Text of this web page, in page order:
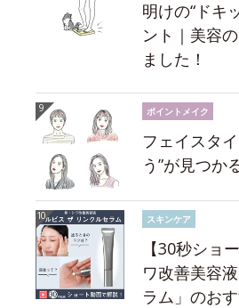
明けの“ドキ
ント｜美容
ました！
ポイントメイク
フェイスタ
う”が見つか
スキンケア
【30秒ショ
ワ改善美容
ラム」のお